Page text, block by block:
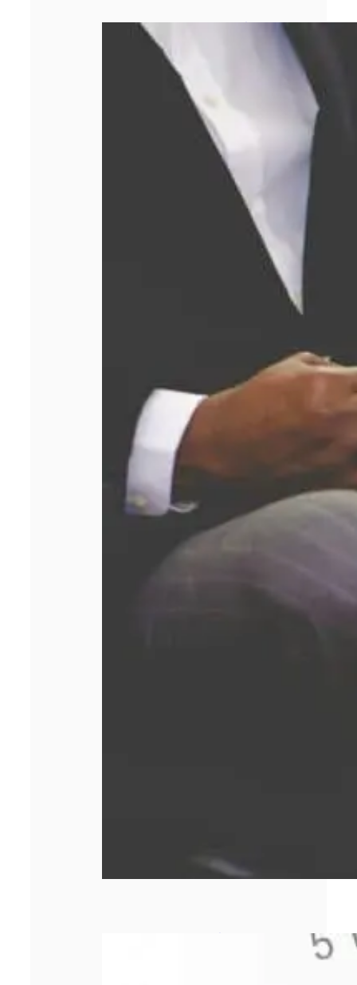
Comment obtenir
le meilleur prix
lors d’un rachat
d’or ?
Comment bien